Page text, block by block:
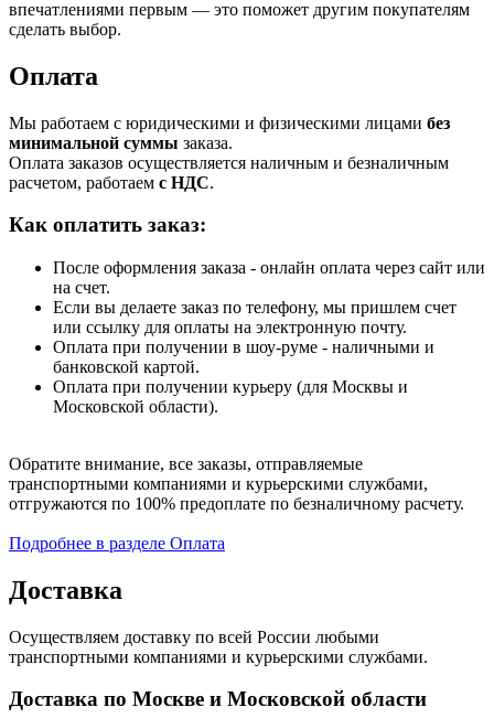
впечатлениями первым — это поможет другим покупателям
сделать выбор.
Оплата
Мы работаем с юридическими и физическими лицами без
минимальной суммы заказа.
Оплата заказов осуществляется наличным и безналичным
расчетом, работаем с НДС.
Как оплатить заказ:
После оформления заказа - онлайн оплата через сайт или
на счет.
Если вы делаете заказ по телефону, мы пришлем счет
или ссылку для оплаты на электронную почту.
Оплата при получении в шоу-руме - наличными и
банковской картой.
Оплата при получении курьеру (для Москвы и
Московской области).
Обратите внимание, все заказы, отправляемые
транспортными компаниями и курьерскими службами,
отгружаются по 100% предоплате по безналичному расчету.
Подробнее в разделе Оплата
Доставка
Осуществляем доставку по всей России любыми
транспортными компаниями и курьерскими службами.
Доставка по Москве и Московской области